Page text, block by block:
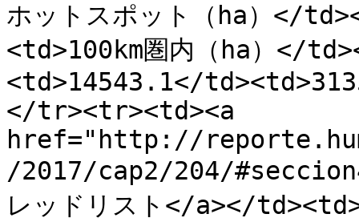
ホットスポット（ha）</
<td>100km圏内（ha）</
<td>14543.1</
</tr><tr><td><a
href="http://
/2017/cap2/204/
レッドリスト</a></